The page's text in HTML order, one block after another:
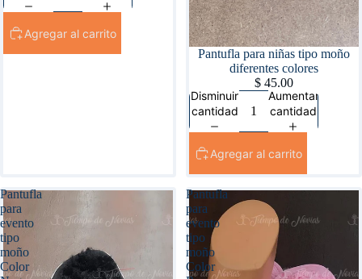
Agregar al carrito
Pantufla para niñas tipo moño
diferentes colores
$ 45.00
Disminuir
cantidad
Aumentar
cantidad
Agregar al carrito
Pantufla
para
evento
tipo
moño
Color
Pantufla
para
evento
tipo
moño
Color